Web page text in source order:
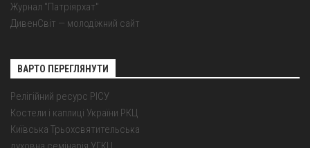
Журнал "Патріярхат"
ДивенСвіт — молодіжний сайт
ВАРТО ПЕРЕГЛЯНУТИ
Релігійний ресурс РІСУ
Костели і каплиці України РКЦ
Київська Трьохсвятительська